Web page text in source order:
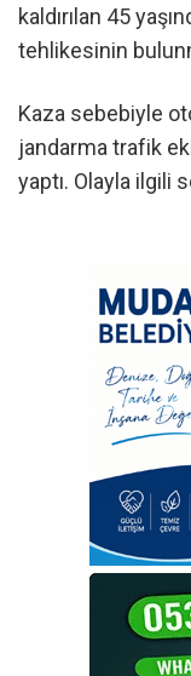
kaldırılan 45
tehlikesinin
Kaza sebebiyle
jandarma trafik
yaptı. Olayla ilgili